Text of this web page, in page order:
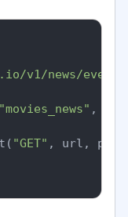
v1/news/
"movies_news" ,
"GET" , url,